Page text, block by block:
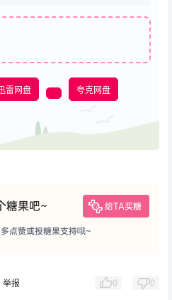
雷网盘 夸克网盘
糖果吧~ 给TA买糖
点赞或投糖果支持哦~
举报 0 0